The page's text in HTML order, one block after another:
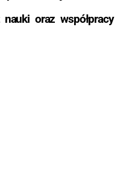
oraz współpracy